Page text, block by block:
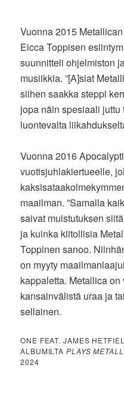
Vuonna 2015
Eicca Toppisen
suunnitteli ohjelmiston
musiikkia. ”[A]siat
siihen saakka steppi
jopa näin spesiaali
luontevalta
Vuonna 2016
vuotisjuhlakiertueelle,
maailman. ”Samalla
saivat muistutuksen
ja kuinka kiitollisia
Toppinen sanoo.
on myyty
kappaletta. Metallica
kansainvälistä uraa ja
sellainen.
ONE FEAT. JAMES
ALBUMILTAPLAYS
2024